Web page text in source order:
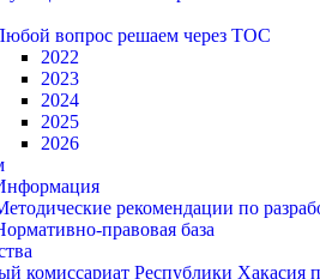
вопрос решаем через ТОС
2022
2023
2024
2025
2026
рекомендации по
правовая база
комиссариат Республики Хакасия